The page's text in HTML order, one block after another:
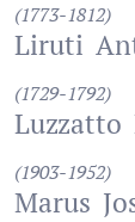
(1773-1812)
Liruti
(1729-1792)
Luzzatto
(1903-1952)
Marus